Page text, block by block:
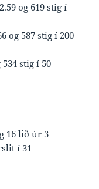
og 619 stig í
og 587 stig í 200
534 stig í 50
16 lið úr 3
í 31